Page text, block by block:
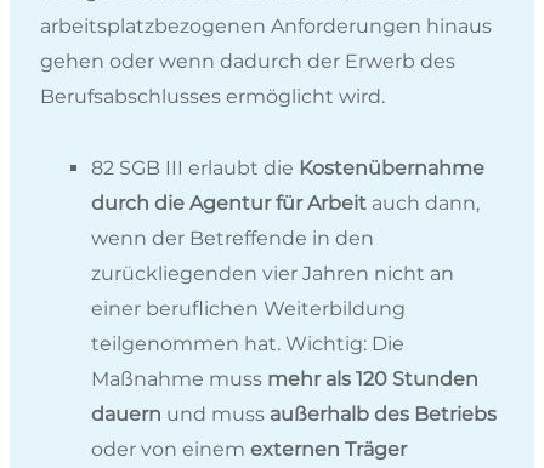
arbeitsplatzbezogenen Anforderungen hinaus
gehen oder wenn dadurch der Erwerb des
Berufsabschlusses ermöglicht wird.
82 SGB III erlaubt die Kostenübernahme
durch die Agentur für Arbeit auch dann,
wenn der Betreffende in den
zurückliegenden vier Jahren nicht an
einer beruflichen Weiterbildung
teilgenommen hat. Wichtig: Die
Maßnahme muss mehr als 120 Stunden
dauern und muss außerhalb des Betriebs
oder von einem externen Träger